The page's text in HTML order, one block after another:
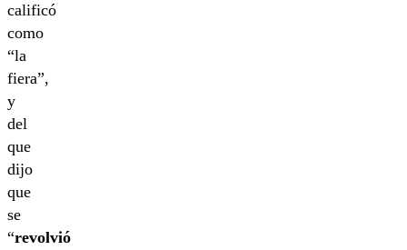
calificó
como
“la
fiera”,
y
del
que
dijo
que
se
“revolvió